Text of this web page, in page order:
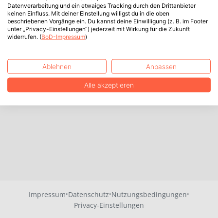
Impressum·Datenschutz·Nutzungsbedingungen·
Privacy-Einstellungen
Datenverarbeitung und ein etwaiges Tracking durch den Drittanbieter
keinen Einfluss. Mit deiner Einstellung willigst du in die oben
beschriebenen Vorgänge ein. Du kannst deine Einwilligung (z. B. im Footer
unter „Privacy-Einstellungen“) jederzeit mit Wirkung für die Zukunft
widerrufen. (BoD-Impressum)
Ablehnen Anpassen
Alle akzeptieren